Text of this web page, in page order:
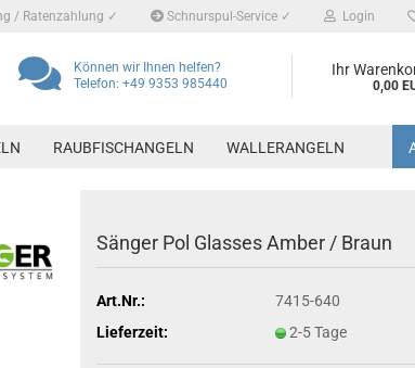
/ Ratenzahlung ✓ Schnurspul-Service ✓ Login
Können wir Ihnen helfen?
Telefon: +49 9353 985440
Ihr
0,00
RAUBFISCHANGELN WALLERANGELN
Sänger Pol Glasses Amber / Braun
Art.Nr.:
7415-640
Lieferzeit:
2-5 Tage